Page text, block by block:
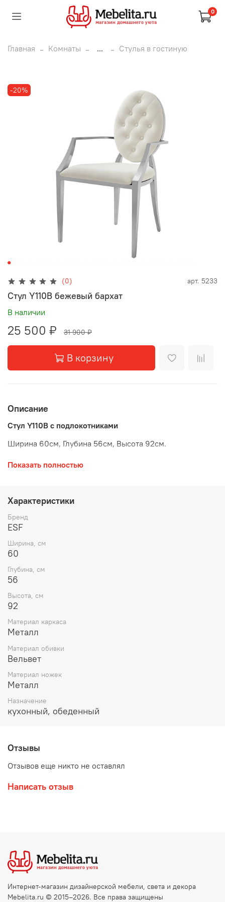
0
Главная Комнаты ... Стулья в гостиную
-20%
(0) арт. 5233
Стул Y110B бежевый бархат
В наличии
25 500 ₽ 31 900 ₽
В корзину
Описание
Стул Y110B с подлокотниками
Ширина 60см, Глубина 56см, Высота 92см.
Цвет: бежевый.
Показать полностью
Характеристики
Бренд
ESF
Ширина, см
60
Глубина, см
56
Высота, см
92
Материал каркаса
Металл
Материал обивки
Вельвет
Материал ножек
Металл
Назначение
кухонный, обеденный
Отзывы
Отзывов еще никто не оставлял
Написать отзыв
Интернет-магазин дизайнерской мебели, света и декора
Mebelita.ru © 2015–2026. Все права защищены